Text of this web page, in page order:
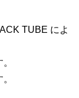
TUBE によ